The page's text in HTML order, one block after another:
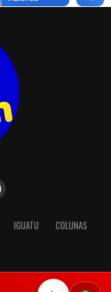
IGUATU
COLUNAS